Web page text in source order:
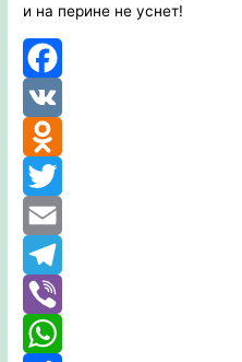
и на перине не уснет!
Facebook
VK
Odnoklassniki
Twitter
Email
Telegram
Viber